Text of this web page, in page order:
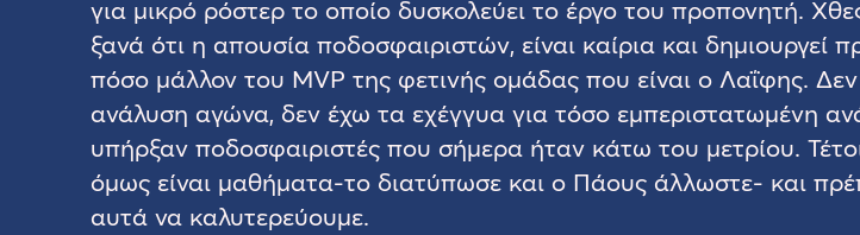
για μικρό ρόστερ το οποίο δυσκολεύει το έργο του προπονητή.
ξανά ότι η απουσία ποδοσφαιριστών, είναι καίρια και δημιουργεί
πόσο μάλλον του MVP της φετινής ομάδας που είναι ο Λαΐφης.
ανάλυση αγώνα, δεν έχω τα εχέγγυα για τόσο εμπεριστατωμένη
υπήρξαν ποδοσφαιριστές που σήμερα ήταν κάτω του μετρίου.
όμως είναι μαθήματα-το διατύπωσε και ο Πάους άλλωστε- και
αυτά να καλυτερεύουμε.